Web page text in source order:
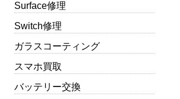
Surface修理
Switch修理
ガラスコーティング
スマホ買取
バッテリー交換